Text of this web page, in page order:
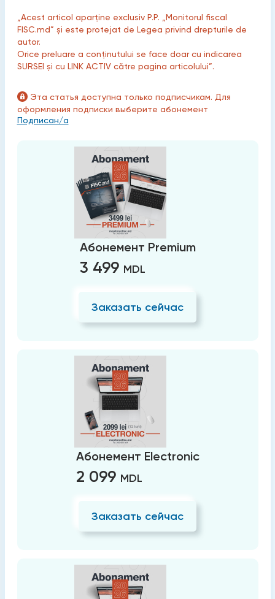
„Acest articol aparține exclusiv P.P. „Monitorul fiscal
FISC.md” și este protejat de Legea privind drepturile de
autor.
Orice preluare a conținutului se face doar cu indicarea
SURSEI și cu LINK ACTIV către pagina articolului”.
Эта статья доступна только подписчикам. Для
оформления подписки выберите абонемент
Подписан/а
Абонемент Premium
3 499 MDL
Заказать сейчас
Абонемент Electronic
2 099 MDL
Заказать сейчас